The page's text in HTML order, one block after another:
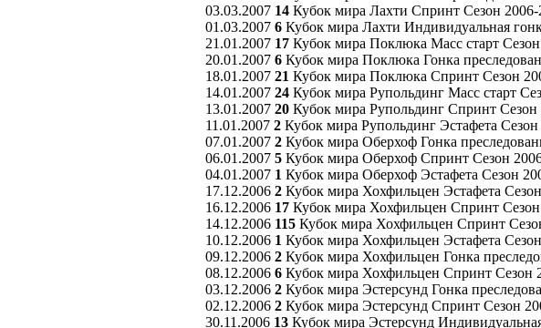
03.03.2007 14 Кубок мира Лахти Спринт Сезон 2006-
01.03.2007 6 Кубок мира Лахти Индивидуальная
21.01.2007 17 Кубок мира Поклюка Масс старт
20.01.2007 6 Кубок мира Поклюка Гонка
18.01.2007 21 Кубок мира Поклюка Спринт Сезон
14.01.2007 24 Кубок мира Рупольдинг Масс старт
13.01.2007 20 Кубок мира Рупольдинг Спринт Сезон
11.01.2007 2 Кубок мира Рупольдинг Эстафета
07.01.2007 2 Кубок мира Оберхоф Гонка
06.01.2007 5 Кубок мира Оберхоф Спринт Сезон
04.01.2007 1 Кубок мира Оберхоф Эстафета Сезон
17.12.2006 2 Кубок мира Хохфильцен Эстафета
16.12.2006 17 Кубок мира Хохфильцен Спринт
14.12.2006 115 Кубок мира Хохфильцен Спринт
10.12.2006 1 Кубок мира Хохфильцен Эстафета
09.12.2006 2 Кубок мира Хохфильцен Гонка
08.12.2006 6 Кубок мира Хохфильцен Спринт Сезон
03.12.2006 2 Кубок мира Эстерсунд Гонка
02.12.2006 2 Кубок мира Эстерсунд Спринт Сезон
30.11.2006 13 Кубок мира Эстерсунд